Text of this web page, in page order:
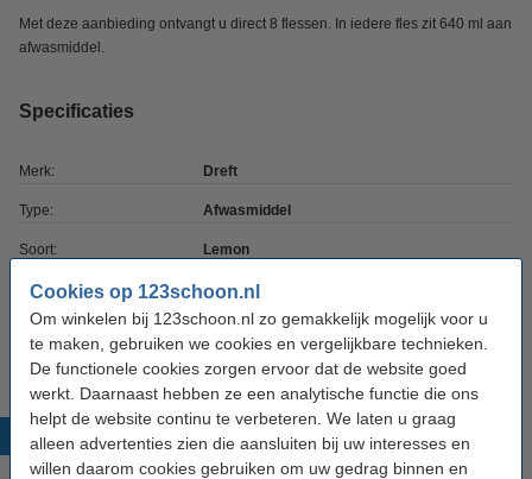
Cookies op 123schoon.nl
Om winkelen bij 123schoon.nl zo gemakkelijk mogelijk voor u
te maken, gebruiken we cookies en vergelijkbare technieken.
De functionele cookies zorgen ervoor dat de website goed
werkt. Daarnaast hebben ze een analytische functie die ons
helpt de website continu te verbeteren. We laten u graag
alleen advertenties zien die aansluiten bij uw interesses en
willen daarom cookies gebruiken om uw gedrag binnen en
Met deze aanbieding ontvangt u direct 8 flessen. In iedere fles zit 640 ml aan
afwasmiddel.
Specificaties
Merk: Dreft
Type: Afwasmiddel
Soort: Lemon
Inhoud: 640 ml
Aantal stuks: 8 stuk(s)
Populaire producten